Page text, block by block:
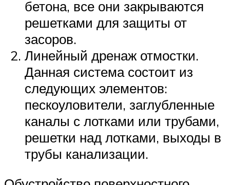
бетона, все они закрываются
решетками для защиты от
засоров.
Линейный дренаж отмостки.
Данная система состоит из
следующих элементов:
пескоуловители, заглубленные
каналы с лотками или трубами,
решетки над лотками, выходы в
трубы канализации.